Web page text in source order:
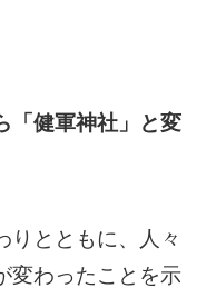
「健軍神社」と変
りとともに、人々
変わったことを示